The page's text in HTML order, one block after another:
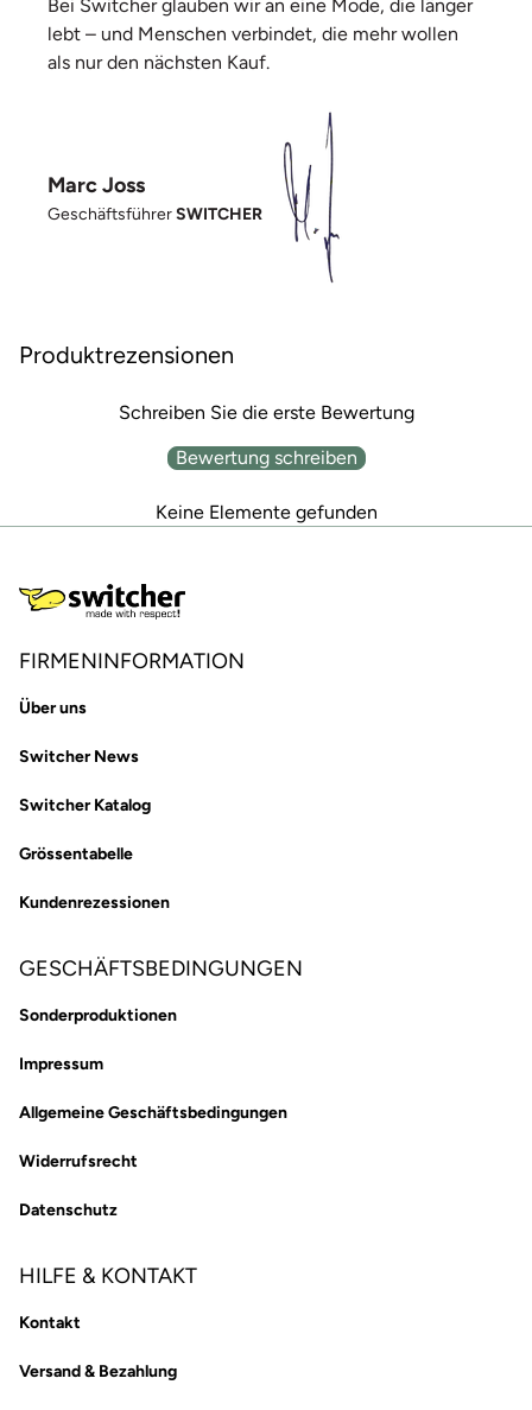
Bei Switcher glauben wir an eine Mode, die länger
lebt – und Menschen verbindet, die mehr wollen
als nur den nächsten Kauf.
Marc Joss
GeschäftsführerSWITCHER
Produktrezensionen
Schreiben Sie die erste Bewertung
Bewertung schreiben
Keine Elemente gefunden
FIRMENINFORMATION
Über uns
Switcher News
Switcher Katalog
Grössentabelle
Kundenrezessionen
GESCHÄFTSBEDINGUNGEN
Sonderproduktionen
Impressum
Allgemeine Geschäftsbedingungen
Widerrufsrecht
Datenschutz
HILFE & KONTAKT
Kontakt
Versand & Bezahlung